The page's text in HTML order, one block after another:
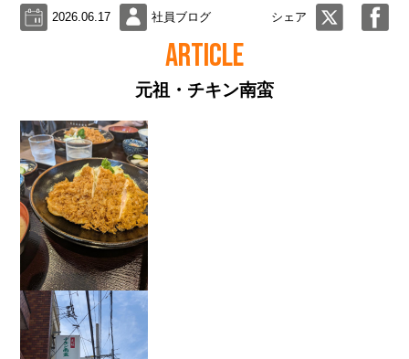
2026.06.17 社員ブログ シェア
ARTICLE
元祖・チキン南蛮